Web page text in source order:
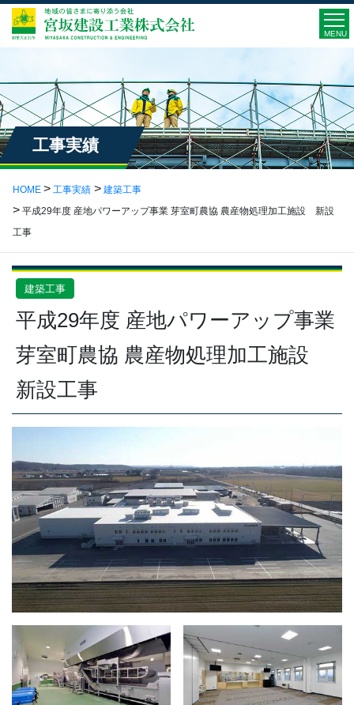
MENU
工事実績
HOME 工事実績
建築工事
平成29年度 産地パワーアップ事業 芽室町農協 農産物処理加工施設 新設
工事
建築工事
平成29年度 産地パワーアップ事業
芽室町農協 農産物処理加工施設
新設工事